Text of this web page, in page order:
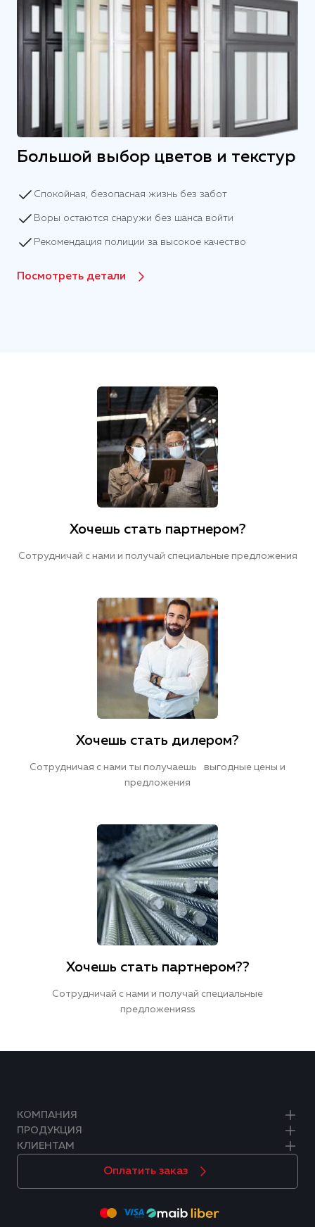
Большой выбор цветов и текстур
Спокойная, безопасная жизнь без забот
Воры остаются снаружи без шанса войти
Рекомендация полиции за высокое качество
Посмотреть детали
Хочешь стать партнером?
Сотрудничай с нами и получай специальные предложения
Хочешь стать дилером?
Сотрудничая с нами ты получаешь выгодные цены и
предложения
Хочешь стать партнером??
Сотрудничай с нами и получай специальные
предложенияss
КОМПАНИЯ
ПРОДУКЦИЯ
КЛИЕНТАМ
Оплатить заказ